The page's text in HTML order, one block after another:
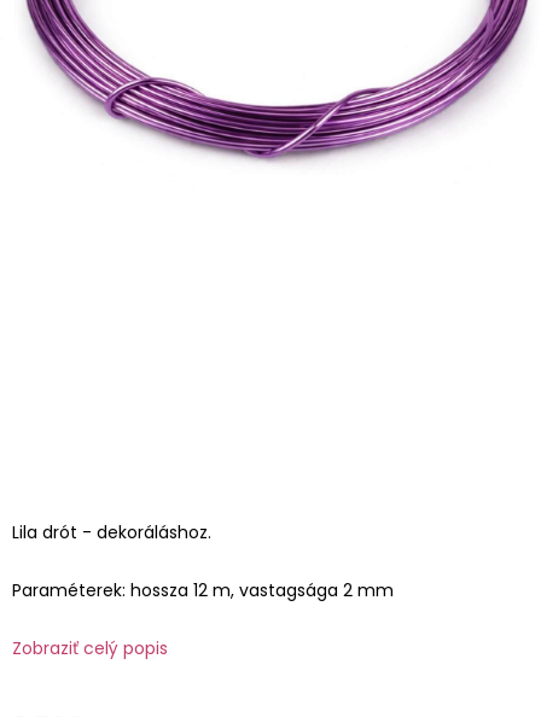
Lila drót - dekoráláshoz.
Paraméterek: hossza 12 m, vastagsága 2 mm
Zobraziť celý popis